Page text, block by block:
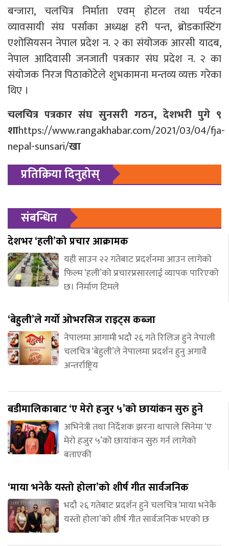
बन्जारा, चलचित्र निर्माता एवम् होटल तथा पर्यटन
व्यावसायी संघ पर्साका अध्यक्ष हरी पन्त, ब्रोडकास्टिंग
एशोसियसन नेपाल प्रदेश न. २ का संयोजक आरसी यादब,
नेपाल आदिवासी जनजाती पत्रकार संघ प्रदेश न. २ का
संयोजक निरज पिठाकोटेले शुभकामना मन्तव्य व्यक्त गरेका
थिए ।
चलचित्र पत्रकार संघ सुनसरी गठन, देशभरी पुगे ९
शाhttps://www.rangakhabar.com/2021/03/04/fja-
nepal-sunsari/खा
प्रतिक्रिया दिनुहोस्
संबन्धित
देशभर ‘हली’को प्रचार आक्रामक
यही साउन २२ गतेबाट प्रदर्शनमा आउन लागेको
फिल्म ‘हली’को प्रचारप्रसारलाई व्यापक पारिएको
छ। निर्माण टिमले
‘बेहुली’ले गर्यो ओभरसिज राइट्स कब्जा
नेपालमा आगामी भदौ २६ गते रिलिज हुने नेपाली
चलचित्र ‘बेहुली’ले नेपालमा प्रदर्शन हुनु अगावै
अन्तर्राष्ट्रिय
बडीमालिकाबाट ‘ए मेरो हजुर ५’को छायांकन सुरु हुने
अभिनेत्री तथा निर्देशक झरना थापाले सिनेमा ‘ए
मेरो हजुर ५’को छायांकन सुरु गर्न लागेको
बताएकी
‘माया भनेकै यस्तो होला’को शीर्ष गीत सार्वजनिक
भदौ २६ गतेबाट प्रदर्शन हुने चलचित्र ‘माया भनेकै
यस्तो होला’को शीर्ष गीत सार्वजनिक भएको छ